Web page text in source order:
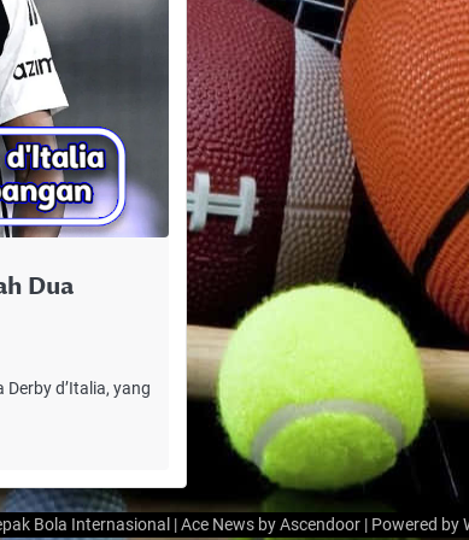
Dua
d’Italia, yang
Bola Internasional | Ace News byAscendoor | Powered by